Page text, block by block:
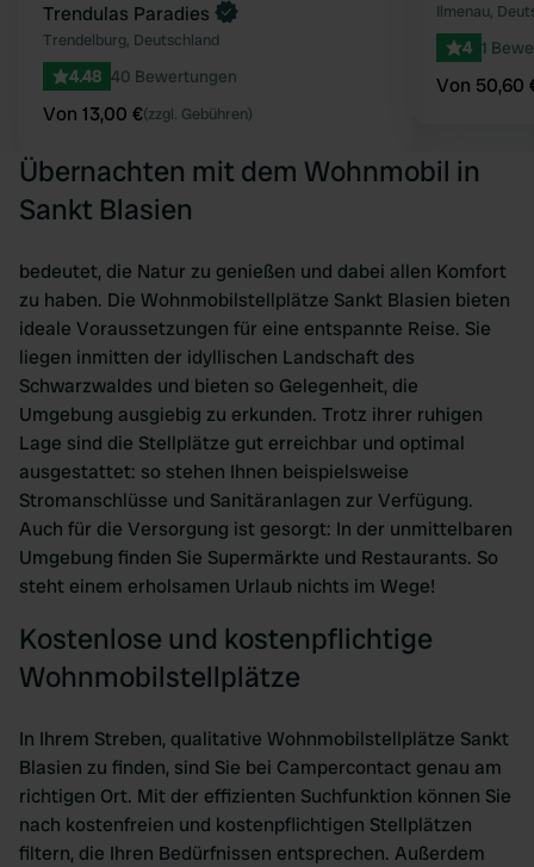
Trendulas Paradies
Trendelburg, Deutschland
4.48 40 Bewertungen
Von 13,00 €(zzgl. Gebühren)
Ilmenau,
4 1
Von 50,60
Übernachten mit dem Wohnmobil in
Sankt Blasien
bedeutet, die Natur zu genießen und dabei allen Komfort
zu haben. Die Wohnmobilstellplätze Sankt Blasien bieten
ideale Voraussetzungen für eine entspannte Reise. Sie
liegen inmitten der idyllischen Landschaft des
Schwarzwaldes und bieten so Gelegenheit, die
Umgebung ausgiebig zu erkunden. Trotz ihrer ruhigen
Lage sind die Stellplätze gut erreichbar und optimal
ausgestattet: so stehen Ihnen beispielsweise
Stromanschlüsse und Sanitäranlagen zur Verfügung.
Auch für die Versorgung ist gesorgt: In der unmittelbaren
Umgebung finden Sie Supermärkte und Restaurants. So
steht einem erholsamen Urlaub nichts im Wege!
Kostenlose und kostenpflichtige
Wohnmobilstellplätze
In Ihrem Streben, qualitative Wohnmobilstellplätze Sankt
Blasien zu finden, sind Sie bei Campercontact genau am
richtigen Ort. Mit der effizienten Suchfunktion können Sie
nach kostenfreien und kostenpflichtigen Stellplätzen
filtern, die Ihren Bedürfnissen entsprechen. Außerdem